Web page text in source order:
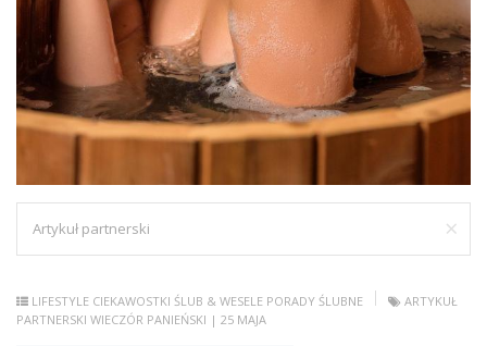
Artykuł partnerski ×
LIFESTYLE CIEKAWOSTKI ŚLUB & WESELE PORADY ŚLUBNE
ARTYKUŁ
PARTNERSKI WIECZÓR PANIEŃSKI | 25 MAJA